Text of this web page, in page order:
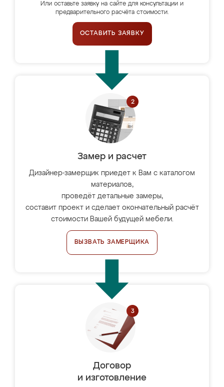
Или оставьте заявку на сайте для консультации и
предварительного расчёта стоимости.
ОСТАВИТЬ ЗАЯВКУ
Замер и расчет
Дизайнер-замерщик приедет к Вам с каталогом
материалов,
проведёт детальные замеры,
составит проект и сделает окончательный расчёт
стоимости Вашей будущей мебели.
ВЫЗВАТЬ ЗАМЕРЩИКА
Договор
и изготовление